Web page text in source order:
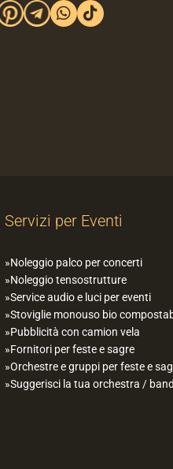
Servizi per Eventi
Noleggio palco per concerti
Noleggio tensostrutture
Service audio e luci per eventi
Stoviglie monouso bio
Pubblicità con camion vela
Fornitori per feste e sagre
Orchestre e gruppi per feste e
Suggerisci la tua orchestra / band